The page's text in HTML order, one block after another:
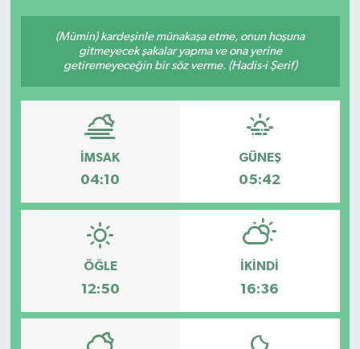
(Mümin) kardeşinle münakaşa etme, onun hoşuna
gitmeyecek şakalar yapma ve ona yerine
getiremeyeceğin bir söz verme. (Hadis-i Şerif)
İMSAK
04:10
GÜNEŞ
05:42
ÖĞLE
12:50
İKINDI
16:36
Haber Arşivi